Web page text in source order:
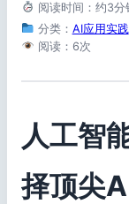
阅读时间：约3分
分类： AI应用实践
阅读：6次
人工智
择顶尖